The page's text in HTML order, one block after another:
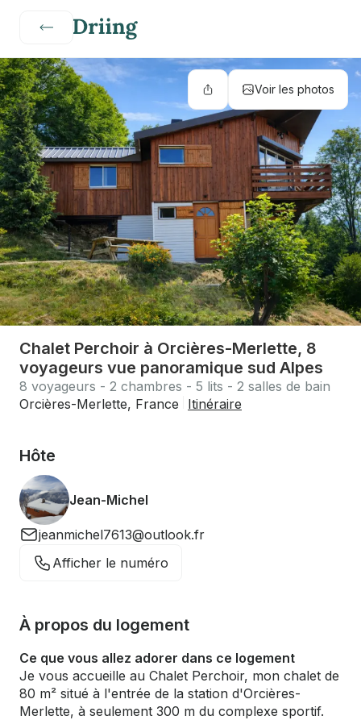
Voir les photos
Chalet Perchoir à Orcières-Merlette, 8
voyageurs vue panoramique sud Alpes
8 voyageurs - 2 chambres - 5 lits - 2 salles de bain
Orcières-Merlette, France
Itinéraire
Hôte
Jean-Michel
jeanmichel7613@outlook.fr
Afficher le numéro
À propos du logement
Ce que vous allez adorer dans ce logement
Je vous accueille au Chalet Perchoir, mon chalet de
80 m² situé à l'entrée de la station d'Orcières-
Merlette, à seulement 300 m du complexe sportif.